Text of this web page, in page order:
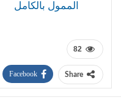
الممول بالكامل
82
Share
Facebook